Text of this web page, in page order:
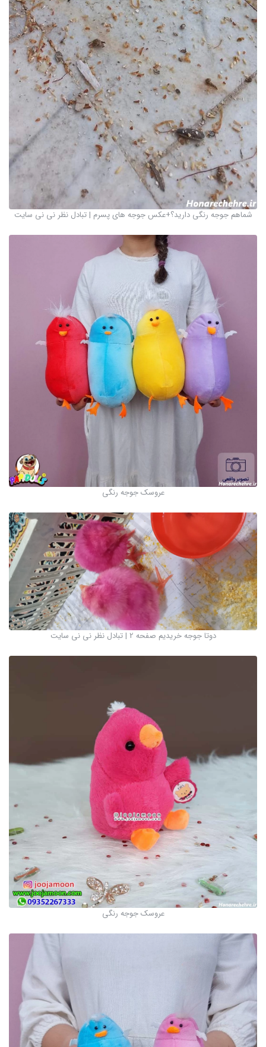
شماهم جوجه رنگی دارید؟+عکس جوجه های پسرم | تبادل نظر نی نی سایت
عروسک جوجه رنگی
دوتا جوجه خریدیم صفحه 2 | تبادل نظر نی نی سایت
عروسک جوجه رنگی